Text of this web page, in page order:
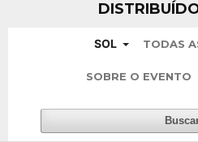
SOL TODAS
SOBRE O EVENTO